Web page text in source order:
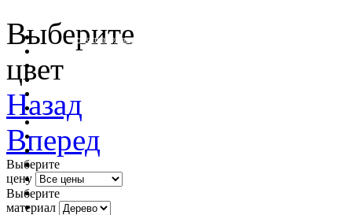
очистить фильтр цвета
Выберите
цвет
Назад
Вперед
Выберите
цену
Выберите
материал